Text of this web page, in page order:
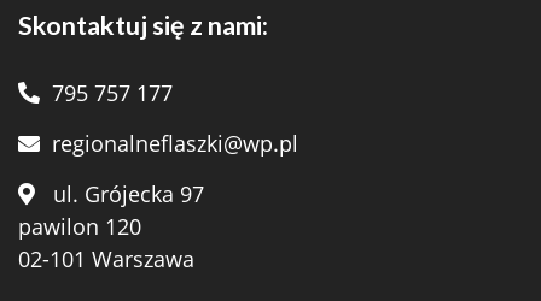
Skontaktuj się z nami:
795 757 177
regionalneflaszki@wp.pl
ul. Grójecka 97
pawilon 120
02-101 Warszawa